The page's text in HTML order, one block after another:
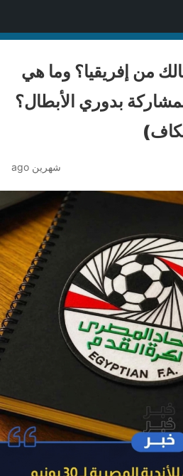
من إفريقيا؟ وما هي
بدوري الأبطال؟
شهرين ago